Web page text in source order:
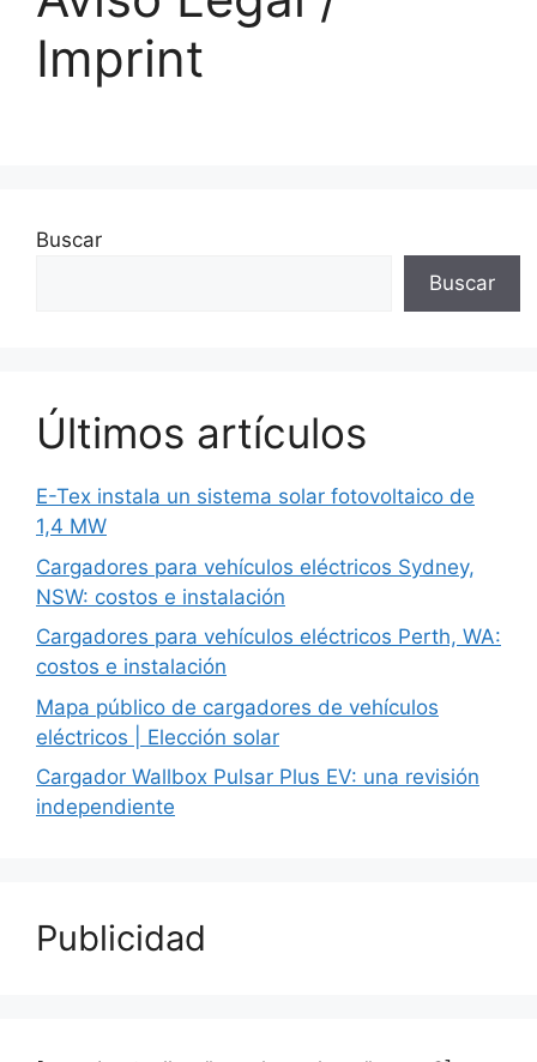
Imprint
Buscar
Buscar
Últimos artículos
E-Tex instala un sistema solar fotovoltaico de
1,4 MW
Cargadores para vehículos eléctricos Sydney,
NSW: costos e instalación
Cargadores para vehículos eléctricos Perth, WA:
costos e instalación
Mapa público de cargadores de vehículos
eléctricos | Elección solar
Cargador Wallbox Pulsar Plus EV: una revisión
independiente
Publicidad